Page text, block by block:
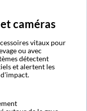
caméras
vitaux pour
ou avec
détectent
et alertent les